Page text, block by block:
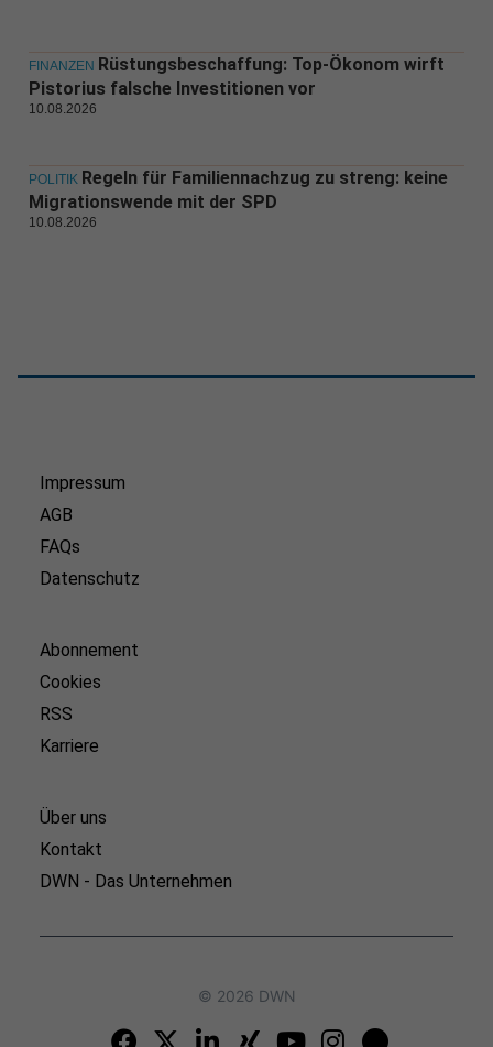
FINANZEN Rüstungsbeschaffung: Top-Ökonom wirft
Pistorius falsche Investitionen vor
10.08.2026
POLITIK Regeln für Familiennachzug zu streng: keine
Migrationswende mit der SPD
10.08.2026
Impressum
AGB
FAQs
Datenschutz
Abonnement
Cookies
RSS
Karriere
Über uns
Kontakt
DWN - Das Unternehmen
© 2026 DWN